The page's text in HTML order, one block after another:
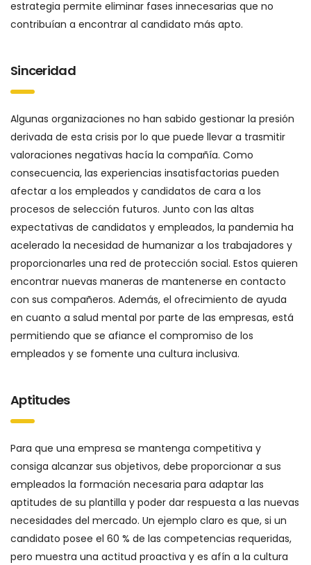
estrategia permite eliminar fases innecesarias que no
contribuían a encontrar al candidato más apto.
Sinceridad
Algunas organizaciones no han sabido gestionar la presión
derivada de esta crisis por lo que puede llevar a trasmitir
valoraciones negativas hacía la compañía. Como
consecuencia, las experiencias insatisfactorias pueden
afectar a los empleados y candidatos de cara a los
procesos de selección futuros. Junto con las altas
expectativas de candidatos y empleados, la pandemia ha
acelerado la necesidad de humanizar a los trabajadores y
proporcionarles una red de protección social. Estos quieren
encontrar nuevas maneras de mantenerse en contacto
con sus compañeros. Además, el ofrecimiento de ayuda
en cuanto a salud mental por parte de las empresas, está
permitiendo que se afiance el compromiso de los
empleados y se fomente una cultura inclusiva.
Aptitudes
Para que una empresa se mantenga competitiva y
consiga alcanzar sus objetivos, debe proporcionar a sus
empleados la formación necesaria para adaptar las
aptitudes de su plantilla y poder dar respuesta a las nuevas
necesidades del mercado. Un ejemplo claro es que, si un
candidato posee el 60 % de las competencias requeridas,
pero muestra una actitud proactiva y es afín a la cultura